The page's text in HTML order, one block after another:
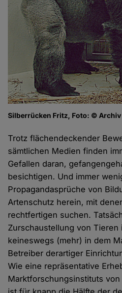
Silberrücken Fritz, Foto: © Archiv
Trotz flächendeckender
sämtlichen Medien finden
Gefallen daran,
besichtigen. Und immer
Propagandasprüche von
Artenschutz herein, mit
rechtfertigen suchen.
Zurschaustellung von
keineswegs (mehr) in dem
Betreiber derartiger
Wie eine repräsentative
Marktforschungsinstituts